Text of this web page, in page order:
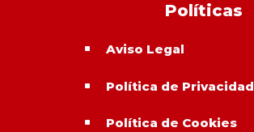
Políticas
^ Aviso Legal
^ Política de Privacidad
^ Política de Cookies